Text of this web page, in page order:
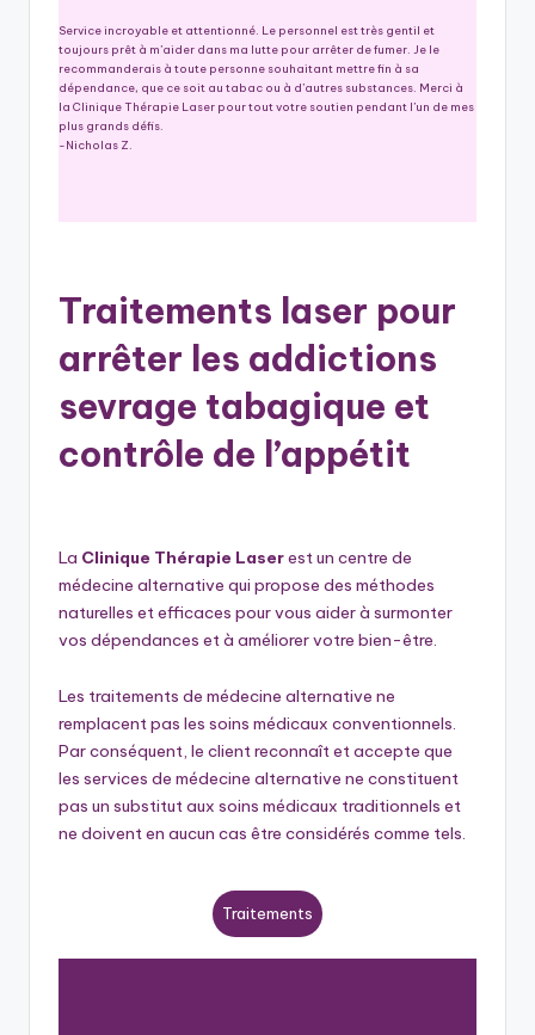
Service incroyable et attentionné. Le personnel est très gentil et
toujours prêt à m’aider dans ma lutte pour arrêter de fumer. Je le
recommanderais à toute personne souhaitant mettre fin à sa
dépendance, que ce soit au tabac ou à d’autres substances. Merci à
la Clinique Thérapie Laser pour tout votre soutien pendant l’un de mes
plus grands défis.
-Nicholas Z.
Traitements laser pour
arrêter les addictions
sevrage tabagique et
contrôle de l’appétit
La Clinique Thérapie Laserest un centre de
médecine alternative qui propose des méthodes
naturelles et efficaces pour vous aider à surmonter
vos dépendances et à améliorer votre bien-être.
Les traitements de médecine alternative ne
remplacent pas les soins médicaux conventionnels.
Par conséquent, le client reconnaît et accepte que
les services de médecine alternative ne constituent
pas un substitut aux soins médicaux traditionnels et
ne doivent en aucun cas être considérés comme tels.
Traitements